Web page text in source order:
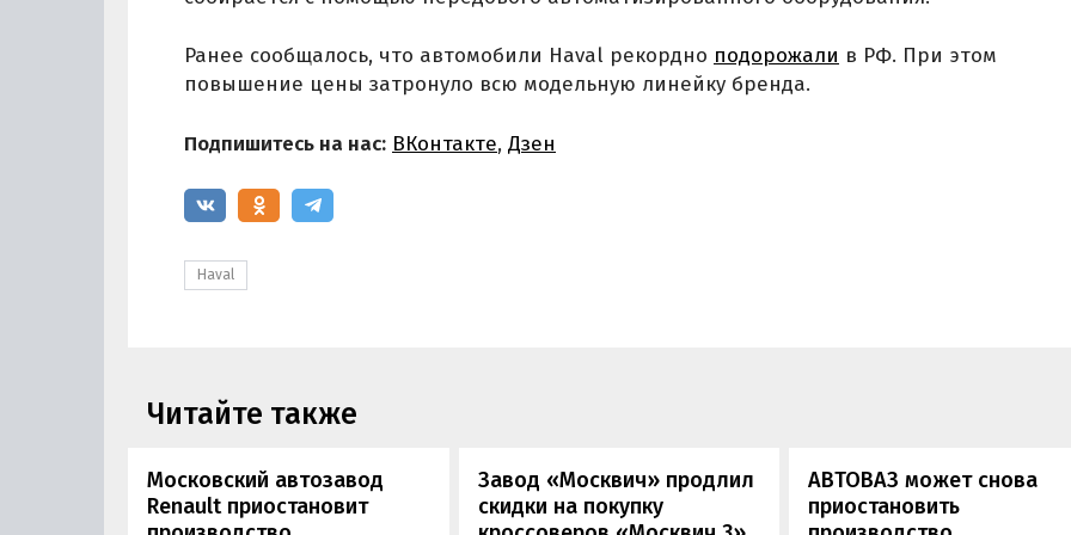
Ранее сообщалось, что автомобили Haval рекордно подорожали в РФ. При этом
повышение цены затронуло всю модельную линейку бренда.
Подпишитесь на нас: ВКонтакте, Дзен
Haval
Читайте также
Московский автозавод
Renault приостановит
Завод «Москвич» продлил
скидки на покупку
АВТОВАЗ может снова
приостановить